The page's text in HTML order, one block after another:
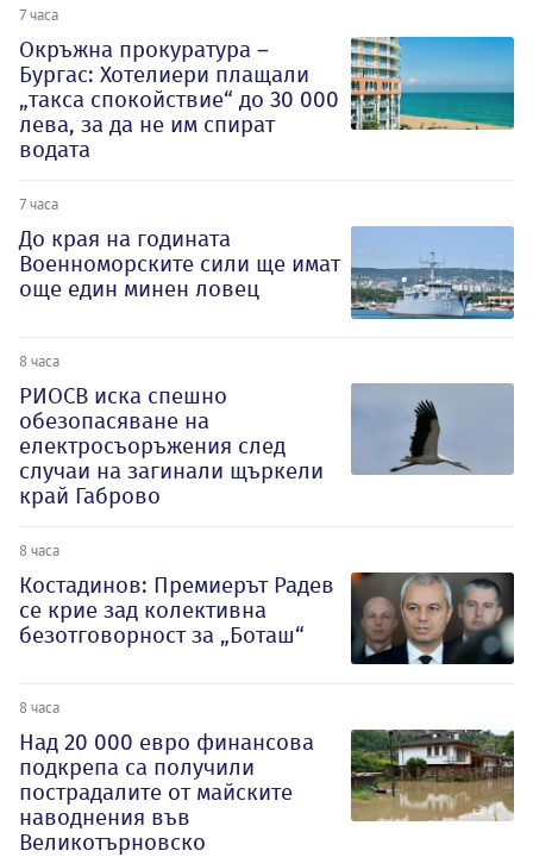
7 часа
Окръжна прокуратура –
Бургас: Хотелиери плащали
„такса спокойствие“ до 30 000
лева, за да не им спират
водата
7 часа
До края на годината
Военноморските сили ще имат
още един минен ловец
8 часа
РИОСВ иска спешно
обезопасяване на
електросъоръжения след
случаи на загинали щъркели
край Габрово
8 часа
Костадинов: Премиерът Радев
се крие зад колективна
безотговорност за „Боташ“
8 часа
Над 20 000 евро финансова
подкрепа са получили
пострадалите от майските
наводнения във
Великотърновско